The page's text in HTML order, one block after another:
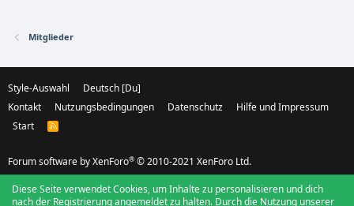
Mitglieder
Style-Auswahl
Deutsch [Du]
Kontakt
Nutzungsbedingungen Datenschutz
Hilfe und Impressum
Start
R
S
Forum software by XenForo® © 2010-2021 XenForo Ltd.
Diese Seite verwendet Cookies, um Inhalte zu personalisieren und dich
nach der Registrierung angemeldet zu halten. Durch die Nutzung unserer